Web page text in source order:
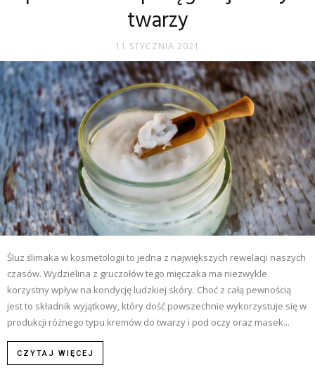
twarzy
11 STYCZNIA 2021
Śluz ślimaka w kosmetologii to jedna z największych rewelacji naszych
czasów. Wydzielina z gruczołów tego mięczaka ma niezwykle
korzystny wpływ na kondycję ludzkiej skóry. Choć z całą pewnością
jest to składnik wyjątkowy, który dość powszechnie wykorzystuje się w
produkcji różnego typu kremów do twarzy i pod oczy oraz masek...
CZYTAJ WIĘCEJ